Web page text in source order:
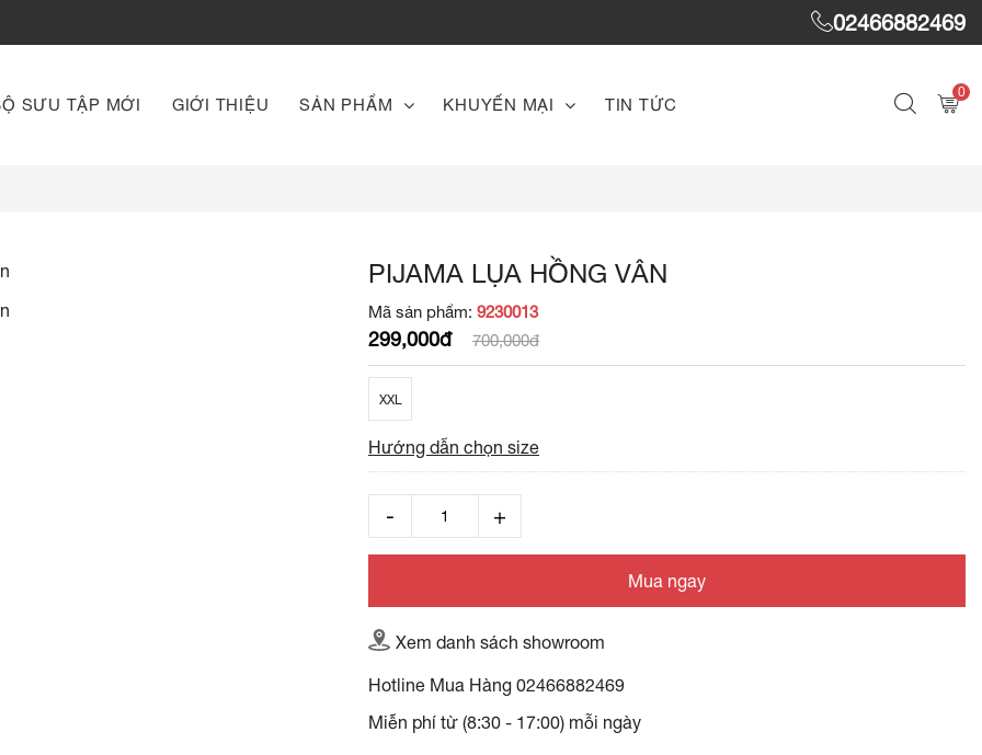
02466882469
SƯU TẬP MỚI GIỚI THIỆU SẢN PHẨM KHUYẾN MẠI TIN TỨC
0
PIJAMA LỤA HỒNG VÂN
Mã sản phẩm: 9230013
299,000đ 700,000đ
XXL
Hướng dẫn chọn size
Mua ngay
Xem danh sách showroom
Hotline Mua Hàng 02466882469
Miễn phí từ (8:30 - 17:00) mỗi ngày